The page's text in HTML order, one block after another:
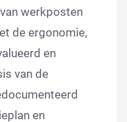
werkposten
de ergonomie,
en
van de
en